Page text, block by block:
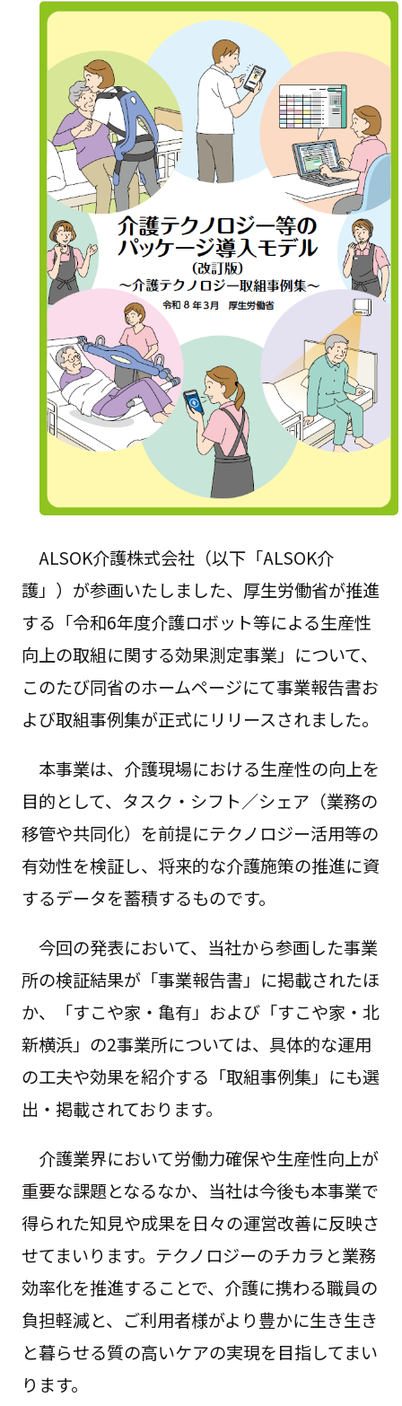
ALSOK介護株式会社（以下「ALSOK介
護」）が参画いたしました、厚生労働省が推進
する「令和6年度介護ロボット等による生産性
向上の取組に関する効果測定事業」について、
このたび同省のホームページにて事業報告書お
よび取組事例集が正式にリリースされました。
本事業は、介護現場における生産性の向上を
目的として、タスク・シフト／シェア（業務の
移管や共同化）を前提にテクノロジー活用等の
有効性を検証し、将来的な介護施策の推進に資
するデータを蓄積するものです。
今回の発表において、当社から参画した事業
所の検証結果が「事業報告書」に掲載されたほ
か、「すこや家・亀有」および「すこや家・北
新横浜」の2事業所については、具体的な運用
の工夫や効果を紹介する「取組事例集」にも選
出・掲載されております。
介護業界において労働力確保や生産性向上が
重要な課題となるなか、当社は今後も本事業で
得られた知見や成果を日々の運営改善に反映さ
せてまいります。テクノロジーのチカラと業務
効率化を推進することで、介護に携わる職員の
負担軽減と、ご利用者様がより豊かに生き生き
と暮らせる質の高いケアの実現を目指してまい
ります。